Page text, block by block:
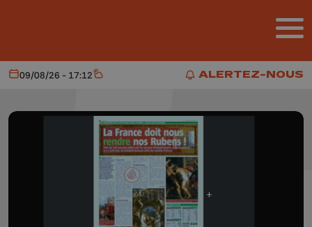
ALERTEZ-NOUS
ALERTEZ-NOUS
Aujourd'hui
09/08/26 - 17:12 Météo